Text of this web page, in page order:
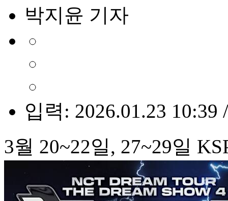
박지윤 기자
입력: 2026.01.23 10:39
3월 20~22일, 27~29일